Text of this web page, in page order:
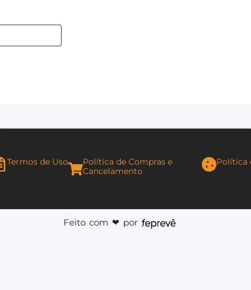
Termos de Uso
Política de Compras e
Cancelamento
Política
Feito com ❤︎ por